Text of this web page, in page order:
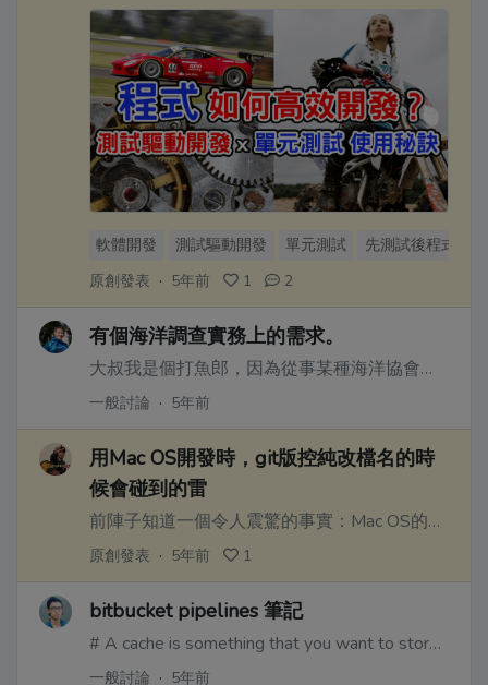
軟體開發 測試驅動開發 單元測試 先測試後程式
原創發表 · 5年前 1 2
有個海洋調查實務上的需求。
大叔我是個打魚郎，因為從事某種海洋協會申請海洋保育署的計畫申請活動，想用一種網路清單蒐集格式讓全國各地釣魚或打魚的人建立資料庫，主要是發展政府都還沒有開始的建立魚尺資料庫，讓海邊海人從事所謂海洋公民科學家調查活動，讓大家在各地的漁獲有個熟齡期魚體尺寸的依據，讓大家有個遵循規範，不要大小通殺。
一般討論 · 5年前
用Mac OS開發時，git版控純改檔名的時
候會碰到的雷
前陣子知道一個令人震驚的事實：Mac OS的檔案系統對於檔名的處理天生是不分大小寫的......
原創發表 · 5年前 1
bitbucket pipelines 筆記
# A cache is something that you want to store across multiple pipeline runs.
一般討論 · 5年前